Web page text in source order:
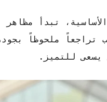
تبدأ
تراجعاً ملحوظاً
يسعى للتميز.